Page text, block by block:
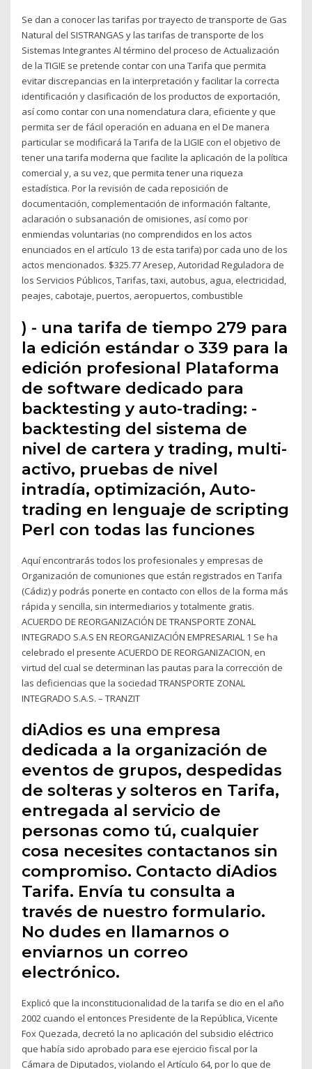
Se dan a conocer las tarifas por trayecto de transporte de Gas
Natural del SISTRANGAS y las tarifas de transporte de los
Sistemas Integrantes Al término del proceso de Actualización
de la TIGIE se pretende contar con una Tarifa que permita
evitar discrepancias en la interpretación y facilitar la correcta
identificación y clasificación de los productos de exportación,
así como contar con una nomenclatura clara, eficiente y que
permita ser de fácil operación en aduana en el De manera
particular se modificará la Tarifa de la LIGIE con el objetivo de
tener una tarifa moderna que facilite la aplicación de la política
comercial y, a su vez, que permita tener una riqueza
estadística. Por la revisión de cada reposición de
documentación, complementación de información faltante,
aclaración o subsanación de omisiones, así como por
enmiendas voluntarias (no comprendidos en los actos
enunciados en el artículo 13 de esta tarifa) por cada uno de los
actos mencionados. $325.77 Aresep, Autoridad Reguladora de
los Servicios Públicos, Tarifas, taxi, autobus, agua, electricidad,
peajes, cabotaje, puertos, aeropuertos, combustible
) - una tarifa de tiempo 279 para
la edición estándar o 339 para la
edición profesional Plataforma
de software dedicado para
backtesting y auto-trading: -
backtesting del sistema de
nivel de cartera y trading, multi-
activo, pruebas de nivel
intradía, optimización, Auto-
trading en lenguaje de scripting
Perl con todas las funciones
Aquí encontrarás todos los profesionales y empresas de
Organización de comuniones que están registrados en Tarifa
(Cádiz) y podrás ponerte en contacto con ellos de la forma más
rápida y sencilla, sin intermediarios y totalmente gratis.
ACUERDO DE REORGANIZACIÓN DE TRANSPORTE ZONAL
INTEGRADO S.A.S EN REORGANIZACIÓN EMPRESARIAL 1 Se ha
celebrado el presente ACUERDO DE REORGANIZACION, en
virtud del cual se determinan las pautas para la corrección de
las deficiencias que la sociedad TRANSPORTE ZONAL
INTEGRADO S.A.S. – TRANZIT
diAdios es una empresa
dedicada a la organización de
eventos de grupos, despedidas
de solteras y solteros en Tarifa,
entregada al servicio de
personas como tú, cualquier
cosa necesites contactanos sin
compromiso. Contacto diAdios
Tarifa. Envía tu consulta a
través de nuestro formulario.
No dudes en llamarnos o
enviarnos un correo
electrónico.
Explicó que la inconstitucionalidad de la tarifa se dio en el año
2002 cuando el entonces Presidente de la República, Vicente
Fox Quezada, decretó la no aplicación del subsidio eléctrico
que había sido aprobado para ese ejercicio fiscal por la
Cámara de Diputados, violando el Artículo 64, por lo que de